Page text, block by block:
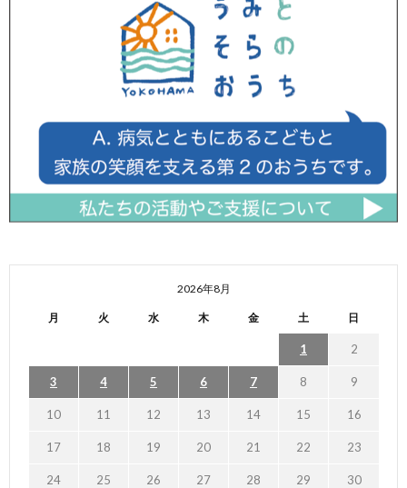
2026年8月
月 火 水 木 金 土 日
1 2
3 4 5 6 7 8 9
10 11 12 13 14 15 16
17 18 19 20 21 22 23
24 25 26 27 28 29 30